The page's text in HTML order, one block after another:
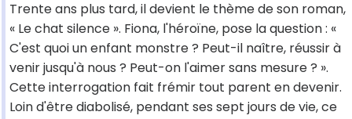
Trente ans plus tard, il devient le thème de son roman,
« Le chat silence ». Fiona, l'héroïne, pose la question : «
C'est quoi un enfant monstre ? Peut-il naître, réussir à
venir jusqu'à nous ? Peut-on l'aimer sans mesure ? ».
Cette interrogation fait frémir tout parent en devenir.
Loin d'être diabolisé, pendant ses sept jours de vie, ce